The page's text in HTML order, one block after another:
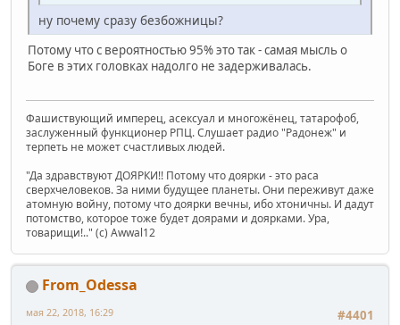
ну почему сразу безбожницы?
Потому что с вероятностью 95% это так - самая мысль о
Боге в этих головках надолго не задерживалась.
Фашиствующий имперец, асексуал и многожёнец, татарофоб,
заслуженный функционер РПЦ. Слушает радио "Радонеж" и
терпеть не может счастливых людей.
"Да здравствуют ДОЯРКИ!! Потому что доярки - это раса
сверхчеловеков. За ними будущее планеты. Они переживут даже
атомную войну, потому что доярки вечны, ибо хтоничны. И дадут
потомство, которое тоже будет доярами и доярками. Ура,
товарищи!.." (c) Awwal12
From_Odessa
#4401
мая 22, 2018, 16:29